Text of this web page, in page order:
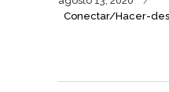
Conectar/Hacer-